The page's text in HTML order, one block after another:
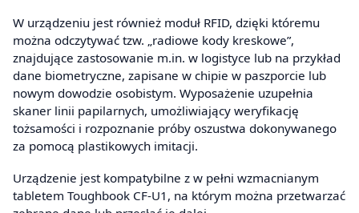
W urządzeniu jest również moduł RFID, dzięki któremu
można odczytywać tzw. „radiowe kody kreskowe”,
znajdujące zastosowanie m.in. w logistyce lub na przykład
dane biometryczne, zapisane w chipie w paszporcie lub
nowym dowodzie osobistym. Wyposażenie uzupełnia
skaner linii papilarnych, umożliwiający weryfikację
tożsamości i rozpoznanie próby oszustwa dokonywanego
za pomocą plastikowych imitacji.
Urządzenie jest kompatybilne z w pełni wzmacnianym
tabletem Toughbook CF-U1, na którym można przetwarzać